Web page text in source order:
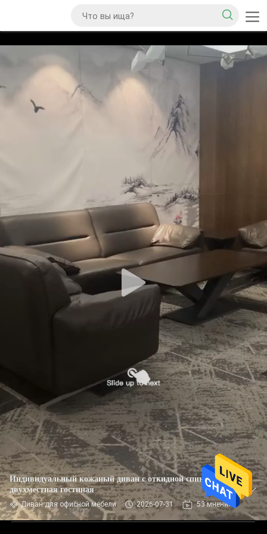
Индивидуальный кожаный диван с откидной спинкой iso,
двухместная гостиная
Диван для офисной мебели 2026-07-31 53 мнения